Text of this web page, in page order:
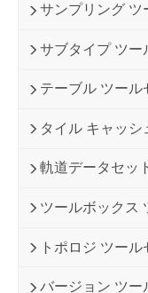
サンプリング ツ
サブタイプ ツー
テーブル ツール
タイル キャッシ
軌道データセッ
ツールボックス
トポロジ ツール
バージョン ツー